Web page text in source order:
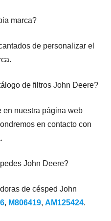
marca?
de personalizar el
de filtros John Deere?
en nuestra página web
en contacto con
John Deere?
de césped John
, M806419, AM125424.